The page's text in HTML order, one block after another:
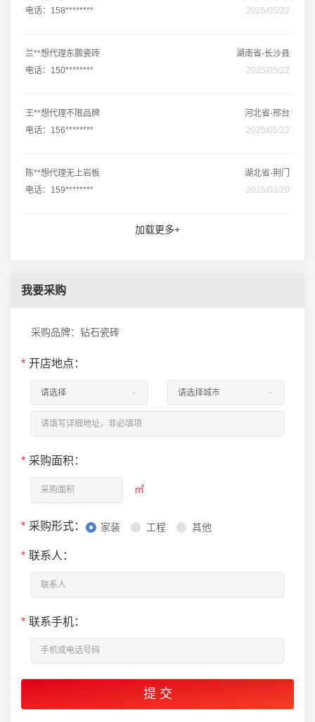
电话：158********
2025/05/22
兰**想代理东鹏瓷砖
湖南省-长沙县
电话：150********
2025/05/22
王**想代理不限品牌
河北省-邢台
电话：156********
2025/05/22
陈**想代理无上岩板
湖北省-荆门
电话：159********
2025/03/20
加载更多+
我要采购
采购品牌：钻石瓷砖
* 开店地点：
* 采购面积：
㎡
* 采购形式： 家装 工程 其他
* 联系人：
* 联系手机：